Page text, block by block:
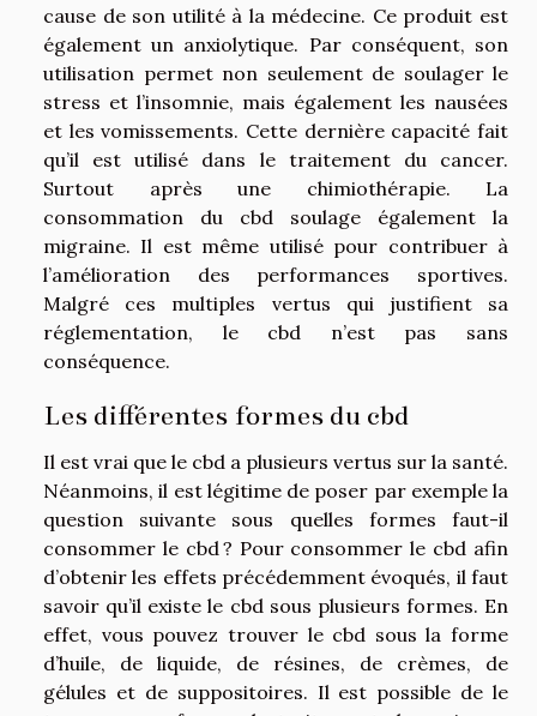
cause de son utilité à la médecine. Ce produit est
également un anxiolytique. Par conséquent, son
utilisation permet non seulement de soulager le
stress et l’insomnie, mais également les nausées
et les vomissements. Cette dernière capacité fait
qu’il est utilisé dans le traitement du cancer.
Surtout après une chimiothérapie. La
consommation du cbd soulage également la
migraine. Il est même utilisé pour contribuer à
l’amélioration des performances sportives.
Malgré ces multiples vertus qui justifient sa
réglementation, le cbd n’est pas sans
conséquence.
Les différentes formes du cbd
Il est vrai que le cbd a plusieurs vertus sur la santé.
Néanmoins, il est légitime de poser par exemple la
question suivante sous quelles formes faut-il
consommer le cbd ? Pour consommer le cbd afin
d’obtenir les effets précédemment évoqués, il faut
savoir qu’il existe le cbd sous plusieurs formes. En
effet, vous pouvez trouver le cbd sous la forme
d’huile, de liquide, de résines, de crèmes, de
gélules et de suppositoires. Il est possible de le